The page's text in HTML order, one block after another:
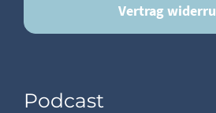
Vertrag
Podcast